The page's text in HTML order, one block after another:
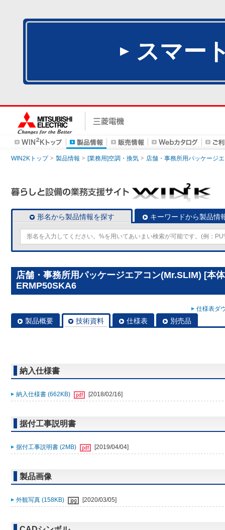
スマー
WIN2Kトップ 製品情報 [業務用]空調・換気 店舗・事務所用パッケージ
形名から製品情報を探す キーワードから製品情
店舗・事務所用パッケージエアコン(Mr.SLIM) [本
ERMP50SKA6
仕様表ダ
製品概要 技術資料 仕様表 別売品
納入仕様書
納入仕様書 (662KB) [2018/02/16]
据付工事説明書
据付工事説明書 (2MB) [2019/04/04]
製品画像
外観写真 (158KB) [2020/03/05]